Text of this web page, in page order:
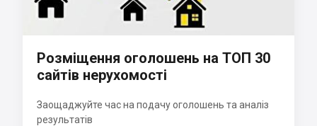
Розміщення оголошень на ТОП 30
сайтів нерухомості
Заощаджуйте час на подачу оголошень та аналіз
результатів